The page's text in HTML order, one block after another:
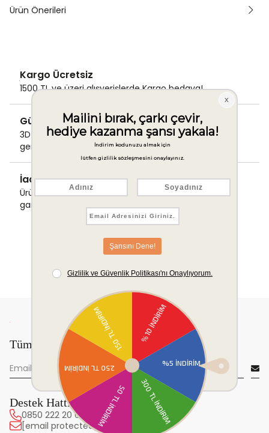
Ürün Önerileri
Kargo Ücretsiz
1500 TL ve üzeri alışverişlerde Kargo bedava!
Güvenli Ödeme
3D Secure ile güvenli ödemenizi
gerçekleştirin.
İade & Değişim Garantisi
Ürünlerinizde sorunsuz iade ve değişim
garantisi.
Tüm yeniliklerden önce sen haberdar ol!
Destek Hattı
0850 222 20 63
[email protected]